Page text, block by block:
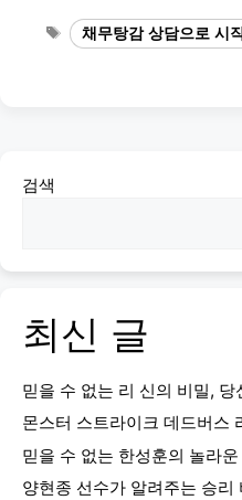
Tags
채무탕감 상담으로 시
검색
최신 글
믿을 수 없는 리 신의 비밀, 당
몬스터 스트라이크 데드버스
믿을 수 없는 한성훈의 놀라
양현종 선수가 알려주는 승리